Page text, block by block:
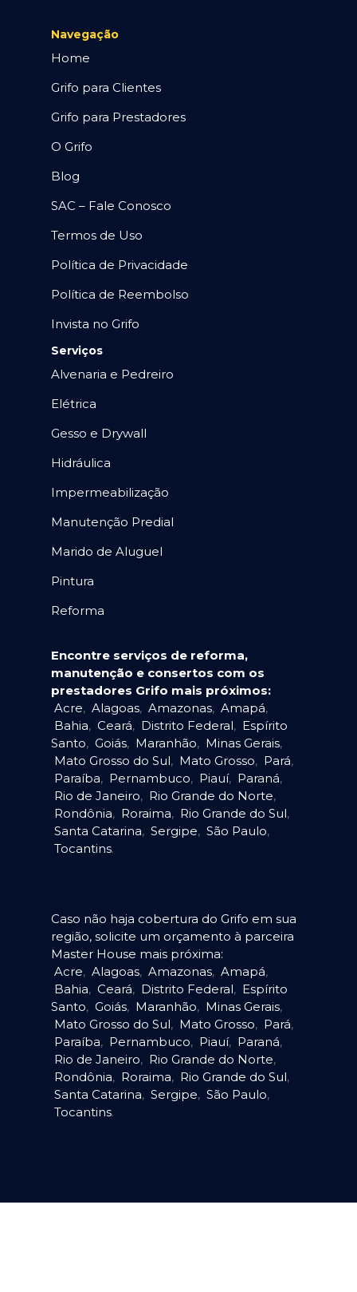
Navegação
Home
Grifo para Clientes
Grifo para Prestadores
O Grifo
Blog
SAC – Fale Conosco
Termos de Uso
Política de Privacidade
Política de Reembolso
Invista no Grifo
Serviços
Alvenaria e Pedreiro
Elétrica
Gesso e Drywall
Hidráulica
Impermeabilização
Manutenção Predial
Marido de Aluguel
Pintura
Reforma
Encontre serviços de reforma,
manutenção e consertos com os
prestadores Grifo mais próximos:
Acre, Alagoas, Amazonas, Amapá,
Bahia, Ceará, Distrito Federal, Espírito
Santo, Goiás, Maranhão, Minas Gerais,
Mato Grosso do Sul, Mato Grosso, Pará,
Paraíba, Pernambuco, Piauí, Paraná,
Rio de Janeiro, Rio Grande do Norte,
Rondônia, Roraima, Rio Grande do Sul,
Santa Catarina, Sergipe, São Paulo,
Tocantins.
Caso não haja cobertura do Grifo em sua
região, solicite um orçamento à parceira
Master House mais próxima:
Acre, Alagoas, Amazonas, Amapá,
Bahia, Ceará, Distrito Federal, Espírito
Santo, Goiás, Maranhão, Minas Gerais,
Mato Grosso do Sul, Mato Grosso, Pará,
Paraíba, Pernambuco, Piauí, Paraná,
Rio de Janeiro, Rio Grande do Norte,
Rondônia, Roraima, Rio Grande do Sul,
Santa Catarina, Sergipe, São Paulo,
Tocantins.